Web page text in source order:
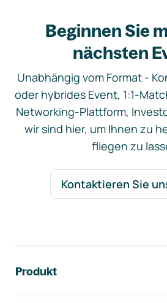
Beginnen Sie
nächsten
Unabhängig vom Format -
oder hybrides Event, 1:1-
Networking-Plattform,
wir sind hier, um Ihnen zu
fliegen zu
Kontaktieren Sie
Produkt